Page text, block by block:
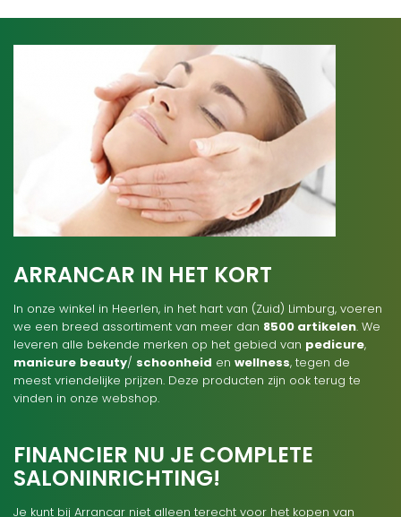
ARRANCAR IN HET KORT
In onze winkel in Heerlen, in het hart van (Zuid) Limburg, voeren
we een breed assortiment van meer dan 8500 artikelen. We
leveren alle bekende merken op het gebied van pedicure,
manicure beauty/ schoonheid en wellness, tegen de
meest vriendelijke prijzen. Deze producten zijn ook terug te
vinden in onze webshop.
FINANCIER NU JE COMPLETE
SALONINRICHTING!
Je kunt bij Arrancar niet alleen terecht voor het kopen van